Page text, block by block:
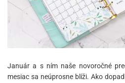
Január a s ním naše novoročné
mesiac sa neúprosne blíži. Ako